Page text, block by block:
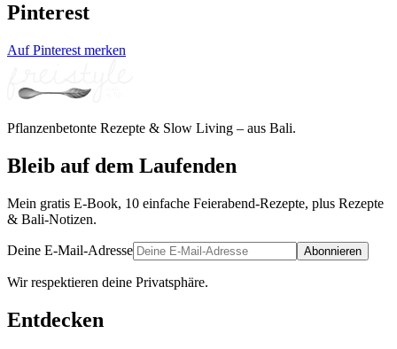
Pinterest
Auf Pinterest merken
Pflanzenbetonte Rezepte & Slow Living – aus Bali.
Bleib auf dem Laufenden
Mein gratis E-Book, 10 einfache Feierabend-Rezepte, plus Rezepte
& Bali-Notizen.
Deine E-Mail-Adresse Abonnieren
Wir respektieren deine Privatsphäre.
Entdecken